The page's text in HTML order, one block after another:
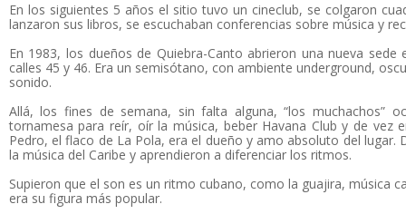
En los siguientes 5 años el sitio tuvo un cineclub, se colgaron
lanzaron sus libros, se escuchaban conferencias sobre música y
En 1983, los dueños de Quiebra-Canto abrieron una nueva
calles 45 y 46. Era un semisótano, con ambiente underground,
sonido.
Allá, los fines de semana, sin falta alguna, “los muchachos”
tornamesa para reír, oír la música, beber Havana Club y de vez
Pedro, el flaco de La Pola, era el dueño y amo absoluto del
la música del Caribe y aprendieron a diferenciar los ritmos.
Supieron que el son es un ritmo cubano, como la guajira, música
era su figura más popular.